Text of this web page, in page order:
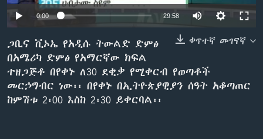
ቋንቋዎች
0:00 29:58
ቀጥተኛ መገናኛ
ጋቢና ቪኦኤ የአዲሱ ትውልድ ድምፅ
በአሜሪካ ድምፅ የአማርኛው ክፍል
ተዘጋጅቶ በየቀኑ ለ30 ደቂቃ የሚቀርብ የወጣቶች
መርኃግብር ነው፡፡ በየቀኑ በኢትዮጵያዊያን ሰዓት አቆጣጠር
ከምሽቱ 2፡00 እስከ 2፡30 ይቀርባል፡፡